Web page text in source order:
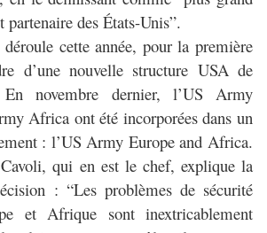
des États-Unis”.
cette année, pour la première
d’une nouvelle structure USA de
En novembre dernier, l’US Army
Africa ont été incorporées dans un
: l’US Army Europe and Africa.
qui en est le chef, explique la
: “Les problèmes de sécurité
et Afrique sont inextricablement